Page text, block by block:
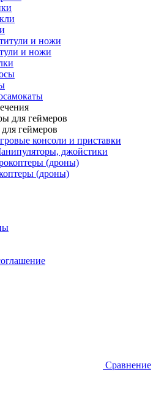
и ножи
геймеров
консоли и приставки
джойстики
(дроны)
Сравнение